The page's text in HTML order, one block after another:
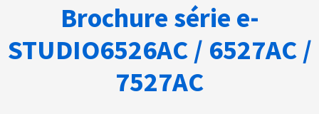
Brochure série e-
STUDIO6526AC / 6527AC /
7527AC